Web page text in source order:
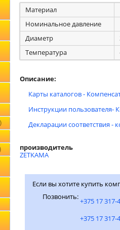
Материал
Номинальное давление
Диаметр
Температура
Описание:
Карты каталогов -
Инструкции пользователя-
Декларации соответствия -
производитель
ZETKAMA
Если вы хотите купить
Позвонить:
+375 17 317-
+375 17 317-